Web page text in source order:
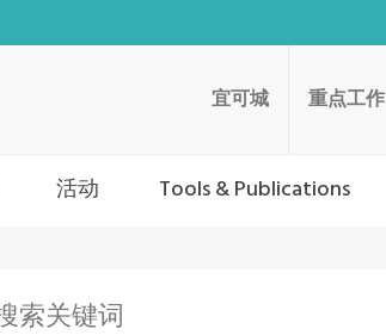
宜可城 重点工作
活动 Tools & Publications